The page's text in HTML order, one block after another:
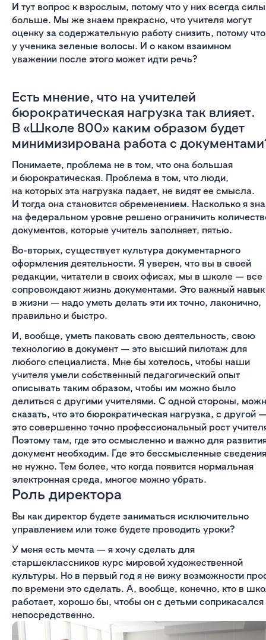
И тут вопрос к взрослым, потому что у них всегда силы
больше. Мы же знаем прекрасно, что учителя могут
оценку за содержательную работу снизить, потому что
у ученика зеленые волосы. И о каком взаимном
уважении после этого может идти речь?
Есть мнение, что на учителей
бюрократическая нагрузка так влияет.
В «Школе 800» каким образом будет
минимизирована работа с
Понимаете, проблема не в том, что она большая
и бюрократическая. Проблема в том, что люди,
на которых эта нагрузка падает, не видят ее смысла.
И тогда она становится обременением. Насколько я
на федеральном уровне решено ограничить
документов, которые учитель заполняет, пятью.
Во-вторых, существует культура документарного
оформления деятельности. Я уверен, что вы в своей
редакции, читатели в своих офисах, мы в школе — все
сопровождают жизнь документами. Это важный навык
в жизни — надо уметь делать эти их точно, лаконично,
правильно и быстро.
И, вообще, уметь паковать свою деятельность, свою
технологию в документ — это высший пилотаж для
любого специалиста. Мне бы хотелось, чтобы наши
учителя умели собственный педагогический опыт
описывать таким образом, чтобы им можно было
делиться с другими учителями. С одной стороны,
сказать, что это бюрократическая нагрузка, с другой
это совершенно точно профессиональный рост
Поэтому там, где это осмысленно и важно для
документ необходим. Где это бессмысленные
не нужно. Тем более, что когда появится нормальная
электронная среда, многое можно убрать.
Роль директора
Вы как директор будете заниматься исключительно
управлением или тоже будете проводить уроки?
У меня есть мечта — я хочу сделать для
старшеклассников курс мировой художественной
культуры. Но в первый год я не вижу возможности
по времени это сделать. А, вообще, конечно, кто в
работает, хорошо бы, чтобы он с детьми соприкасался
непосредственно.